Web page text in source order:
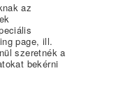
az
page, ill.
szeretnék a
bekérni